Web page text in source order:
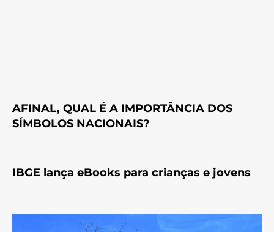
AFINAL, QUAL É A IMPORTÂNCIA DOS
SÍMBOLOS NACIONAIS?
IBGE lança eBooks para crianças e jovens